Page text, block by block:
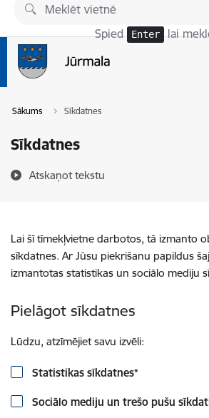
Pāriet uz lapas saturu
Spied Enter lai
Sākums Sīkdatnes
Sīkdatnes
Atskaņot tekstu
Lai šī tīmekļvietne darbotos, tā izmanto
sīkdatnes. Ar Jūsu piekrišanu papildus
izmantotas statistikas un sociālo mediju
Pielāgot sīkdatnes
Lūdzu, atzīmējiet savu izvēli:
Statistikas sīkdatnes*
Sociālo mediju un trešo pušu